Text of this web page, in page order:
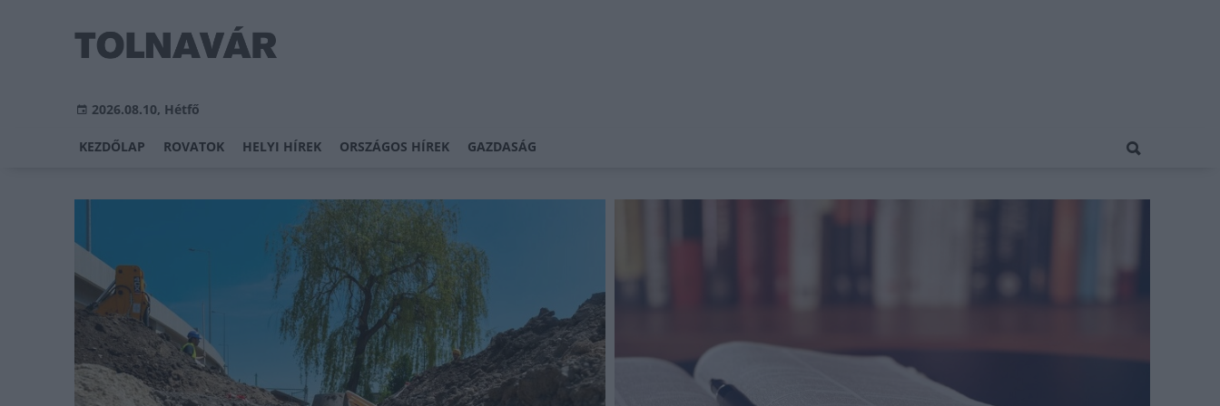
2026.08.10, Hétfő
KEZDŐLAP ROVATOK HELYI HÍREK ORSZÁGOS HÍREK GAZDASÁG